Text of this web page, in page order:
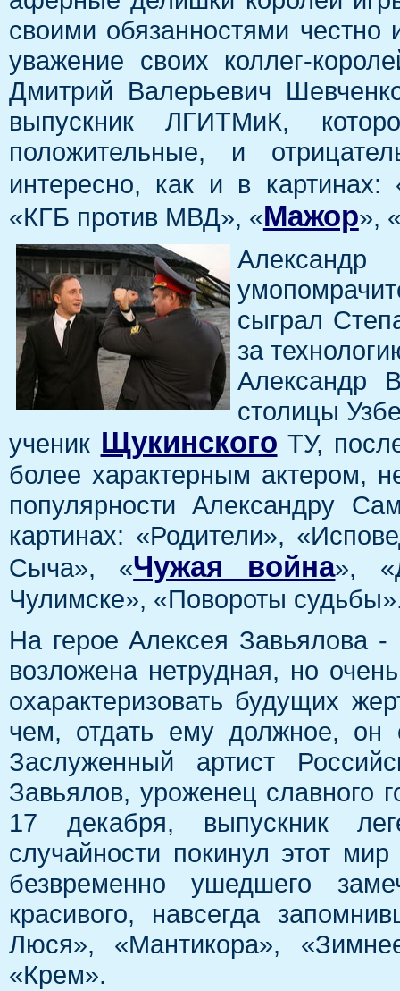
своими обязанностями честно
уважение своих коллег-
Дмитрий Валерьевич
выпускник ЛГИТМиК,
положительные, и
интересно, как и в картинах:
«КГБ против МВД», «Мажор»,
сыграл
за
Александр
столицы
ученик Щукинского ТУ,
более характерным актером,
популярности Александру
картинах: «Родители»,
Сыча», «Чужая война»,
Чулимске», «Повороты
На герое Алексея Завьялова
возложена нетрудная, но
охарактеризовать будущих
чем, отдать ему должное, он
Заслуженный артист
Завьялов, уроженец славного
17 декабря, выпускник
случайности покинул этот
безвременно ушедшего
красивого, навсегда
Люся», «Мантикора»,
«Крем».